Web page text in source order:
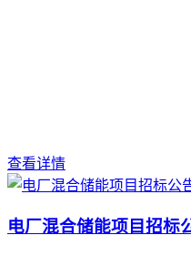
查看详情
电厂混合储能项目招标